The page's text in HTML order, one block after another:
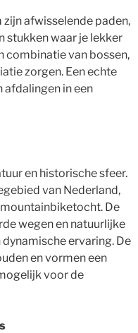
zijn afwisselende paden,
stukken waar je lekker
combinatie van bossen,
zorgen. Een echte
afdalingen in een
en historische sfeer.
van Nederland,
De
wegen en natuurlijke
ervaring. De
en vormen een
voor de